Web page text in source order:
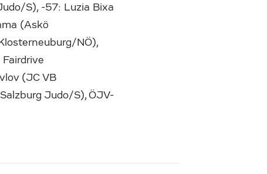
S), -57: Luzia Bixa
(Askö
NÖ),
(JC VB
Judo/S), ÖJV-